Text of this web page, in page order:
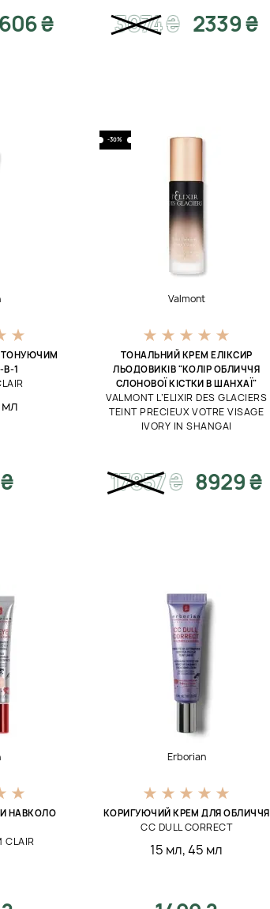
₴ 3074₴ 2339 ₴
ТОНУЮЧИМ
1
-30%
Valmont
ТОНАЛЬНИЙ КРЕМ ЕЛІКСИР
ЛЬОДОВИКІВ "КОЛІР ОБЛИЧЧЯ
СЛОНОВОЇ КІСТКИ В ШАНХАЇ"
VALMONT L’ELIXIR DES GLACIERS
TEINT PRECIEUX VOTRE VISAGE
IVORY IN SHANGAI
17857₴ 8929 ₴
НАВКОЛО
CLAIR
Erborian
КОРИГУЮЧИЙ КРЕМ ДЛЯ ОБЛИЧЧЯ
CC DULL CORRECT
15 мл,45 мл